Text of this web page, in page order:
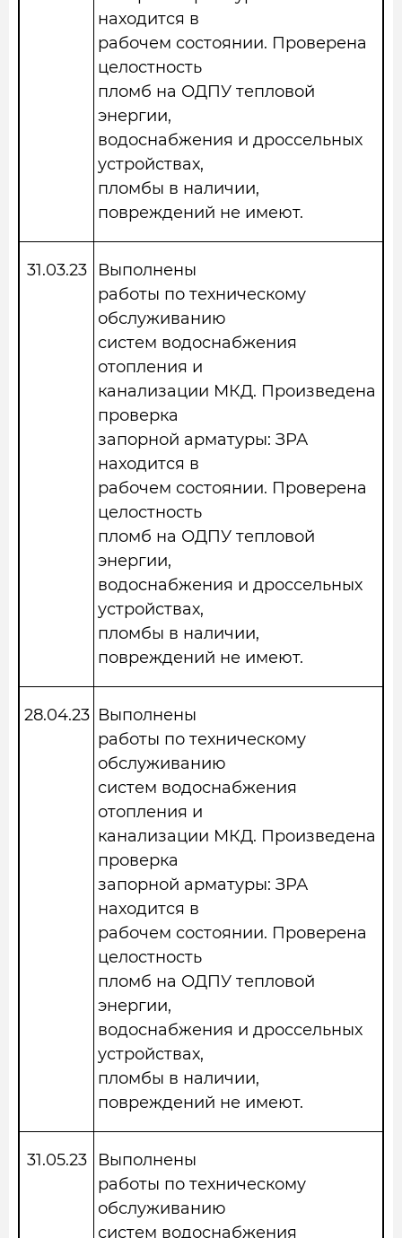
находится в
рабочем состоянии. Проверена
целостность
пломб на ОДПУ тепловой
энергии,
водоснабжения и дроссельных
устройствах,
пломбы в наличии,
повреждений не имеют.
31.03.23
Выполнены
работы по техническому
обслуживанию
систем водоснабжения
отопления и
канализации МКД. Произведена
проверка
запорной арматуры: ЗРА
находится в
рабочем состоянии. Проверена
целостность
пломб на ОДПУ тепловой
энергии,
водоснабжения и дроссельных
устройствах,
пломбы в наличии,
повреждений не имеют.
28.04.23 Выполнены
работы по техническому
обслуживанию
систем водоснабжения
отопления и
канализации МКД. Произведена
проверка
запорной арматуры: ЗРА
находится в
рабочем состоянии. Проверена
целостность
пломб на ОДПУ тепловой
энергии,
водоснабжения и дроссельных
устройствах,
пломбы в наличии,
повреждений не имеют.
31.05.23
Выполнены
работы по техническому
обслуживанию
систем водоснабжения